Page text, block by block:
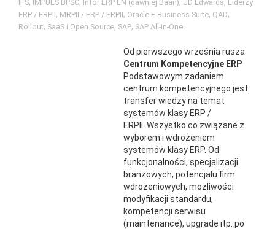
IFS IMPULS BPSC Infor ERP LN (dawniej Baan) JD Edwards Liderzy
ERP / ERPII, MRPII / ERP / ERPII, Oracle E-Business Suite, QAD,
Rollout, SaaS i Open Source, SAP, SAP All-in-One
Od pierwszego września rusza
Centrum Kompetencyjne ERP
Podstawowym zadaniem
centrum kompetencyjnego jest
transfer wiedzy na temat
systemów klasy ERP /
ERPII. Wszystko co związane z
wyborem i wdrożeniem
systemów klasy ERP. Od
funkcjonalności, specjalizacji
branżowych, potencjału firm
wdrożeniowych, możliwości
modyfikacji standardu,
kompetencji serwisu
(maintenance), upgrade itp. po